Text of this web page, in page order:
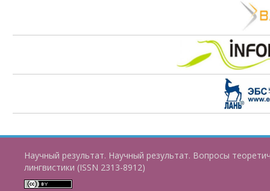
Научный результат. Научный результат. Вопросы
лингвистики (ISSN 2313-8912)